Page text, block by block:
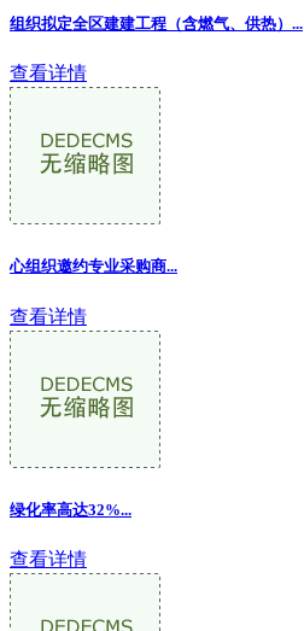
组织拟定全区建建工程（含燃气、供热）...
查看详情
心组织邀约专业采购商...
查看详情
绿化率高达32%...
查看详情